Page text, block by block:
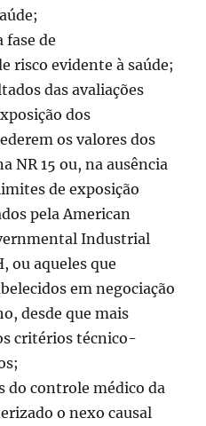
fase de
risco evidente à saúde;
das avaliações
dos
os valores dos
NR 15 ou, na ausência
de exposição
pela American
Industrial
ou aqueles que
em negociação
desde que mais
critérios técnico-
do controle médico da
o nexo causal